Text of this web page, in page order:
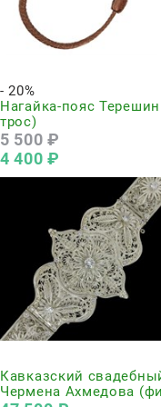
- 20%
Нагайка-пояс
трос)
5 500 ₽
4 400 ₽
Кавказский
Чермена Ахмедова